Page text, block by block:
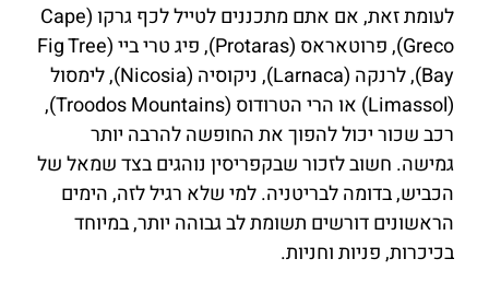
לעומת זאת, אם אתם מתכננים לטייל לכף גרקו (Cape
Greco), פרוטאראס (Protaras), פיג טרי ביי (Fig Tree
Bay), לרנקה (Larnaca), ניקוסיה (Nicosia), לימסול
(Limassol) או הרי הטרודוס (Troodos Mountains),
רכב שכור יכול להפוך את החופשה להרבה יותר
גמישה. חשוב לזכור שבקפריסין נוהגים בצד שמאל של
הכביש, בדומה לבריטניה. למי שלא רגיל לזה, הימים
הראשונים דורשים תשומת לב גבוהה יותר, במיוחד
בכיכרות, פניות וחניות.